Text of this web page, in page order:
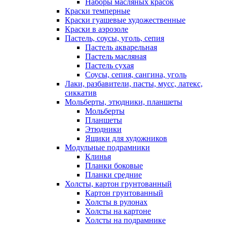
Наборы масляных красок
Краски темперные
Краски гуашевые художественные
Краски в аэрозоле
Пастель, соусы, уголь, сепия
Пастель акварельная
Пастель масляная
Пастель сухая
Соусы, сепия, сангина, уголь
Лаки, разбавители, пасты, мусс, латекс,
сиккатив
Мольберты, этюдники, планшеты
Мольберты
Планшеты
Этюдники
Ящики для художников
Модульные подрамники
Клинья
Планки боковые
Планки средние
Холсты, картон грунтованный
Картон грунтованный
Холсты в рулонах
Холсты на картоне
Холсты на подрамнике